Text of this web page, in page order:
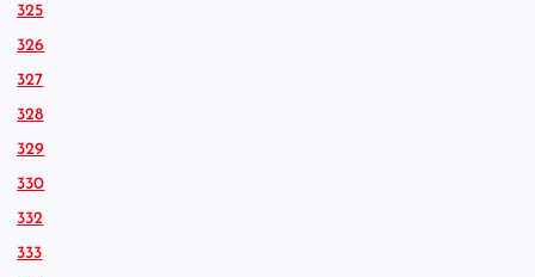
325
326
327
328
329
330
332
333